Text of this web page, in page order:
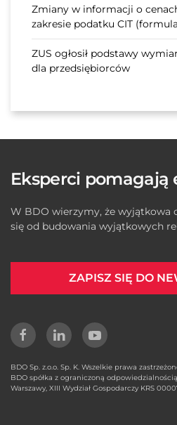
Zmiany w informacji o
zakresie podatku CIT
ZUS ogłosił podstawy
dla przedsiębiorców
Eksperci pomagają
W BDO wierzymy, że wyjątkowa
się od budowania wyjątkowych
ZAPISZ SIĘ DO
BDO Sp. z.o.o. Sp. K. Wszelkie prawa
BDO spółka z ograniczoną
Warszawy, XIII Wydział Gospodarczy KRS